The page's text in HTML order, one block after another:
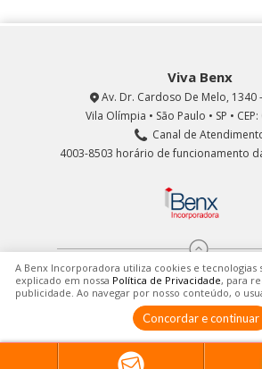
Viva Benx
Av. Dr. Cardoso De Melo, 1340
Vila Olímpia • São Paulo • SP •
Canal de
4003-8503 horário de funcionamento
© 2016 - 2026 Viva Benx. Política de
Concordar e continuar
A Benx Incorporadora utiliza cookies e tecnologias
explicado em nossa Política de Privacidade, para
publicidade. Ao navegar por nosso conteúdo, o